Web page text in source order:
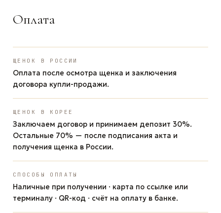
Оплата
ЩЕНОК В РОССИИ
Оплата после осмотра щенка и заключения
договора купли-продажи.
ЩЕНОК В КОРЕЕ
Заключаем договор и принимаем депозит 30%.
Остальные 70% — после подписания акта и
получения щенка в России.
СПОСОБЫ ОПЛАТЫ
Наличные при получении · карта по ссылке или
терминалу · QR-код · счёт на оплату в банке.